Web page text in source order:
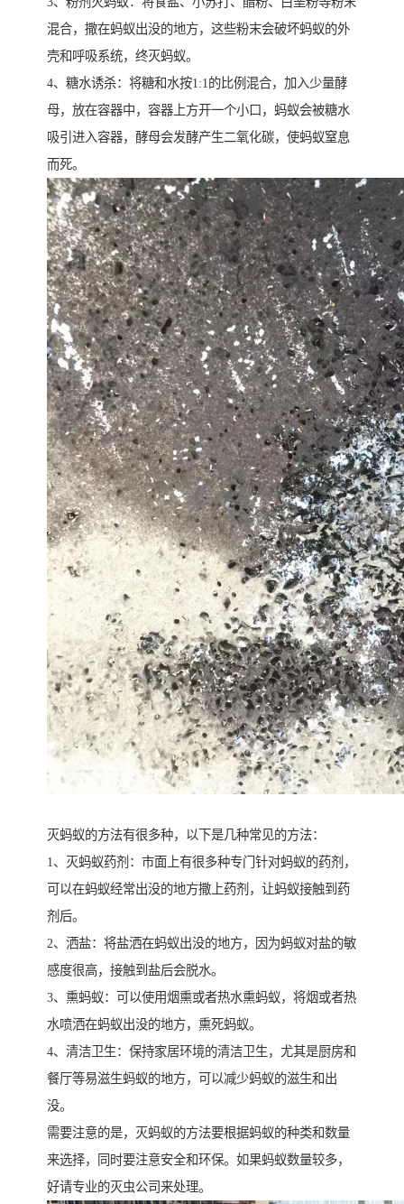
混合，撒在蚂蚁出没的地方，这些粉末会破坏蚂蚁的外
壳和呼吸系统，终灭蚂蚁。
4、糖水诱杀：将糖和水按1:1的比例混合，加入少量酵
母，放在容器中，容器上方开一个小口，蚂蚁会被糖水
吸引进入容器，酵母会发酵产生二氧化碳，使蚂蚁窒息
而死。
灭蚂蚁的方法有很多种，以下是几种常见的方法：
1、灭蚂蚁药剂：市面上有很多种专门针对蚂蚁的药剂，
可以在蚂蚁经常出没的地方撒上药剂，让蚂蚁接触到药
剂后。
2、洒盐：将盐洒在蚂蚁出没的地方，因为蚂蚁对盐的敏
感度很高，接触到盐后会脱水。
3、熏蚂蚁：可以使用烟熏或者热水熏蚂蚁，将烟或者热
水喷洒在蚂蚁出没的地方，熏死蚂蚁。
4、清洁卫生：保持家居环境的清洁卫生，尤其是厨房和
餐厅等易滋生蚂蚁的地方，可以减少蚂蚁的滋生和出
没。
需要注意的是，灭蚂蚁的方法要根据蚂蚁的种类和数量
来选择，同时要注意安全和环保。如果蚂蚁数量较多，
好请专业的灭虫公司来处理。